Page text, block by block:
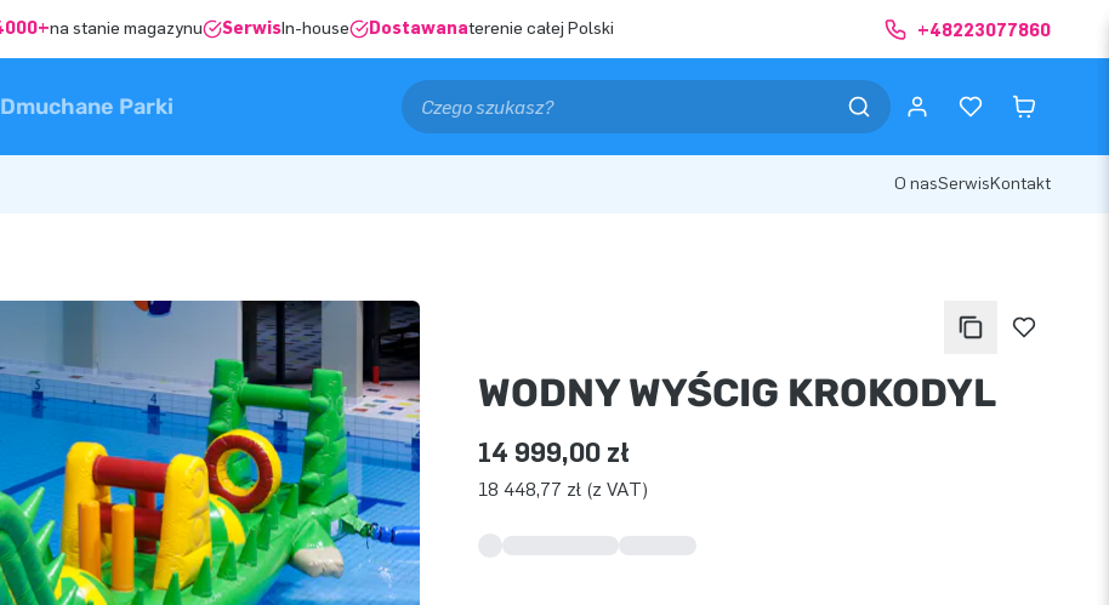
na stanie magazynu SerwisIn-house Dostawanaterenie całej Polski +48223077860
Parki
O nasSerwisKontakt
WODNY WYŚCIG KROKODYL
14 999,00 zł
18 448,77 zł (z VAT)